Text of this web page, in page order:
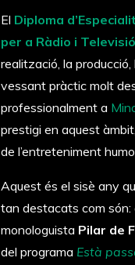
El Diploma
per a Ràdio i Televisió
realització, la
vessant pràctic molt
professionalment a
prestigi en aquest
de l’entreteniment
Aquest és el sisè any
tan destacats com són:
monologuista Pilar de
del programa Està